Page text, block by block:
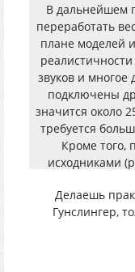
В дальнейшем
переработать
плане моделей
звуков и многое
подключены
значится около
требуется
Кроме того,
исходниками
оружия,
анимация
требуется
Делаешь
Гунслингер,